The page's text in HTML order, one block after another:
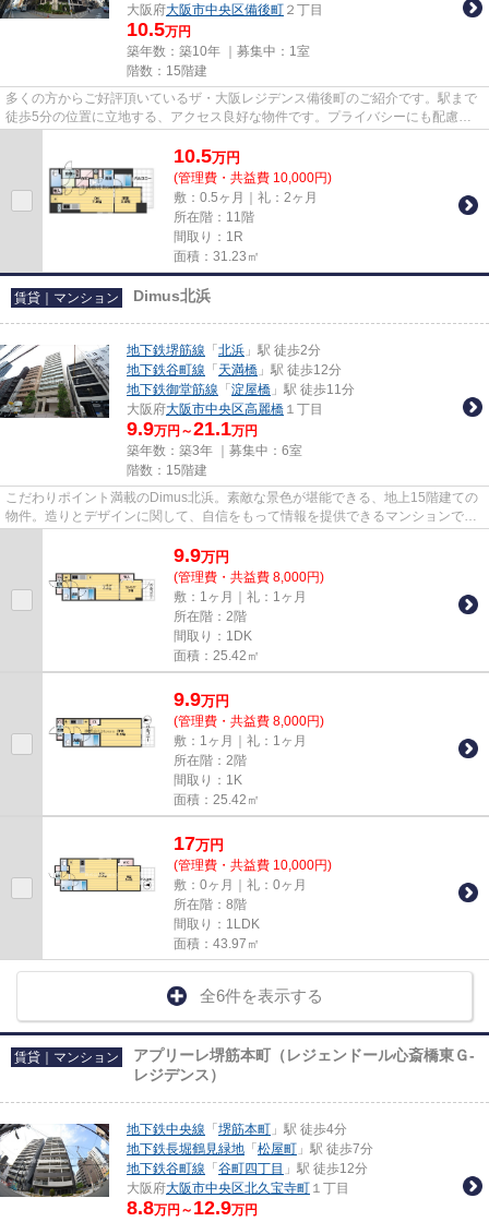
大阪府大阪市中央区備後町 ２丁目
10.5万円
築年数：築10年 ｜募集中： 1室
階数：15階建
多くの方からご好評頂いているザ・大阪レジデンス備後町のご紹介です。駅まで
徒歩5分の位置に立地する、アクセス良好な物件です。プライバシーにも配慮し
10.5万円
(管理費・共益費 10,000円)
敷：0.5ヶ月｜礼：2ヶ月
所在階：11階
間取り：1R
面積：31.23㎡
賃貸｜マンション Dimus北浜
地下鉄堺筋線 「 北浜 」駅 徒歩2分
地下鉄谷町線 「 天満橋 」駅 徒歩12分
地下鉄御堂筋線 「 淀屋橋 」駅 徒歩11分
大阪府大阪市中央区高麗橋 １丁目
9.9万円～21.1万円
築年数：築3年 ｜募集中： 6室
階数：15階建
こだわりポイント満載のDimus北浜。素敵な景色が堪能できる、地上15階建ての
物件。造りとデザインに関して、自信をもって情報を提供できるマンションで
9.9万円
(管理費・共益費 8,000円)
敷：1ヶ月｜礼：1ヶ月
所在階：2階
間取り：1DK
面積：25.42㎡
9.9万円
(管理費・共益費 8,000円)
敷：1ヶ月｜礼：1ヶ月
所在階：2階
間取り：1K
面積：25.42㎡
17万円
(管理費・共益費 10,000円)
敷：0ヶ月｜礼：0ヶ月
所在階：8階
間取り：1LDK
面積：43.97㎡
全6件を表示する
賃貸｜マンション
アプリーレ堺筋本町（レジェンドール心斎橋東Ｇ-
レジデンス）
地下鉄中央線 「 堺筋本町 」駅 徒歩4分
地下鉄長堀鶴見緑地 「 松屋町 」駅 徒歩7分
地下鉄谷町線 「 谷町四丁目 」駅 徒歩12分
大阪府大阪市中央区北久宝寺町 １丁目
8.8万円～ 12.9万円